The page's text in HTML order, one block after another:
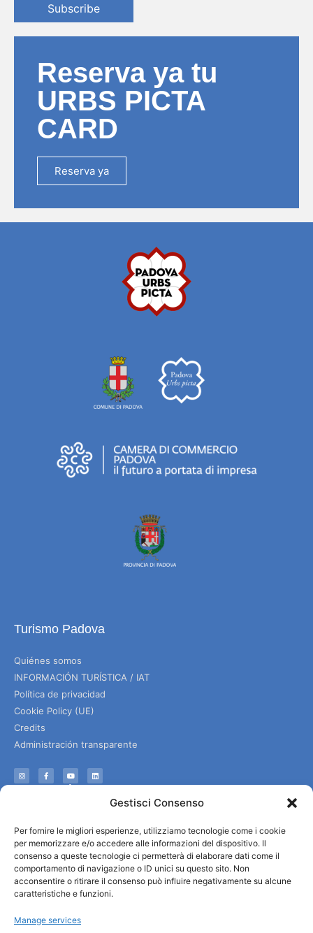
Gestisci Consenso
Per fornire le migliori esperienze, utilizziamo tecnologie come i cookie
per memorizzare e/o accedere alle informazioni del dispositivo. Il
consenso a queste tecnologie ci permetterà di elaborare dati come il
comportamento di navigazione o ID unici su questo sito. Non
acconsentire o ritirare il consenso può influire negativamente su alcune
caratteristiche e funzioni.
Manage services
Subscribe
Reserva ya tu
URBS PICTA
CARD
Reserva ya
Turismo Padova
Quiénes somos
INFORMACIÓN TURÍSTICA / IAT
Política de privacidad
Cookie Policy (UE)
Credits
Administración transparente
Información
Servicios útiles
Descargar folletos